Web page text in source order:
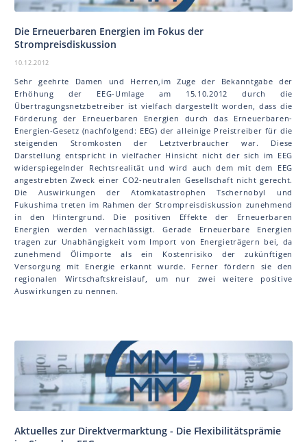
Die Erneuerbaren Energien im Fokus der
Strompreisdiskussion
10.12.2012
Sehr geehrte Damen und Herren,im Zuge der Bekanntgabe der
Erhöhung der EEG-Umlage am 15.10.2012 durch die
Übertragungsnetzbetreiber ist vielfach dargestellt worden, dass die
Förderung der Erneuerbaren Energien durch das Erneuerbaren-
Energien-Gesetz (nachfolgend: EEG) der alleinige Preistreiber für die
steigenden Stromkosten der Letztverbraucher war. Diese
Darstellung entspricht in vielfacher Hinsicht nicht der sich im EEG
widerspiegelnder Rechtsrealität und wird auch dem mit dem EEG
angestrebten Zweck einer CO2-neutralen Gesellschaft nicht gerecht.
Die Auswirkungen der Atomkatastrophen Tschernobyl und
Fukushima treten im Rahmen der Strompreisdiskussion zunehmend
in den Hintergrund. Die positiven Effekte der Erneuerbaren
Energien werden vernachlässigt. Gerade Erneuerbare Energien
tragen zur Unabhängigkeit vom Import von Energieträgern bei, da
zunehmend Ölimporte als ein Kostenrisiko der zukünftigen
Versorgung mit Energie erkannt wurde. Ferner fördern sie den
regionalen Wirtschaftskreislauf, um nur zwei weitere positive
Auswirkungen zu nennen.
Aktuelles zur Direktvermarktung - Die Flexibilitätsprämie